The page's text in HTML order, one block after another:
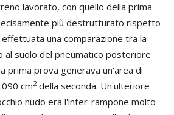
lavorato, con quello della prima
più destrutturato rispetto
una comparazione tra la
al suolo del pneumatico posteriore
prima prova generava un'area di
cm2della seconda. Un'ulteriore
nudo era l'inter-rampone molto